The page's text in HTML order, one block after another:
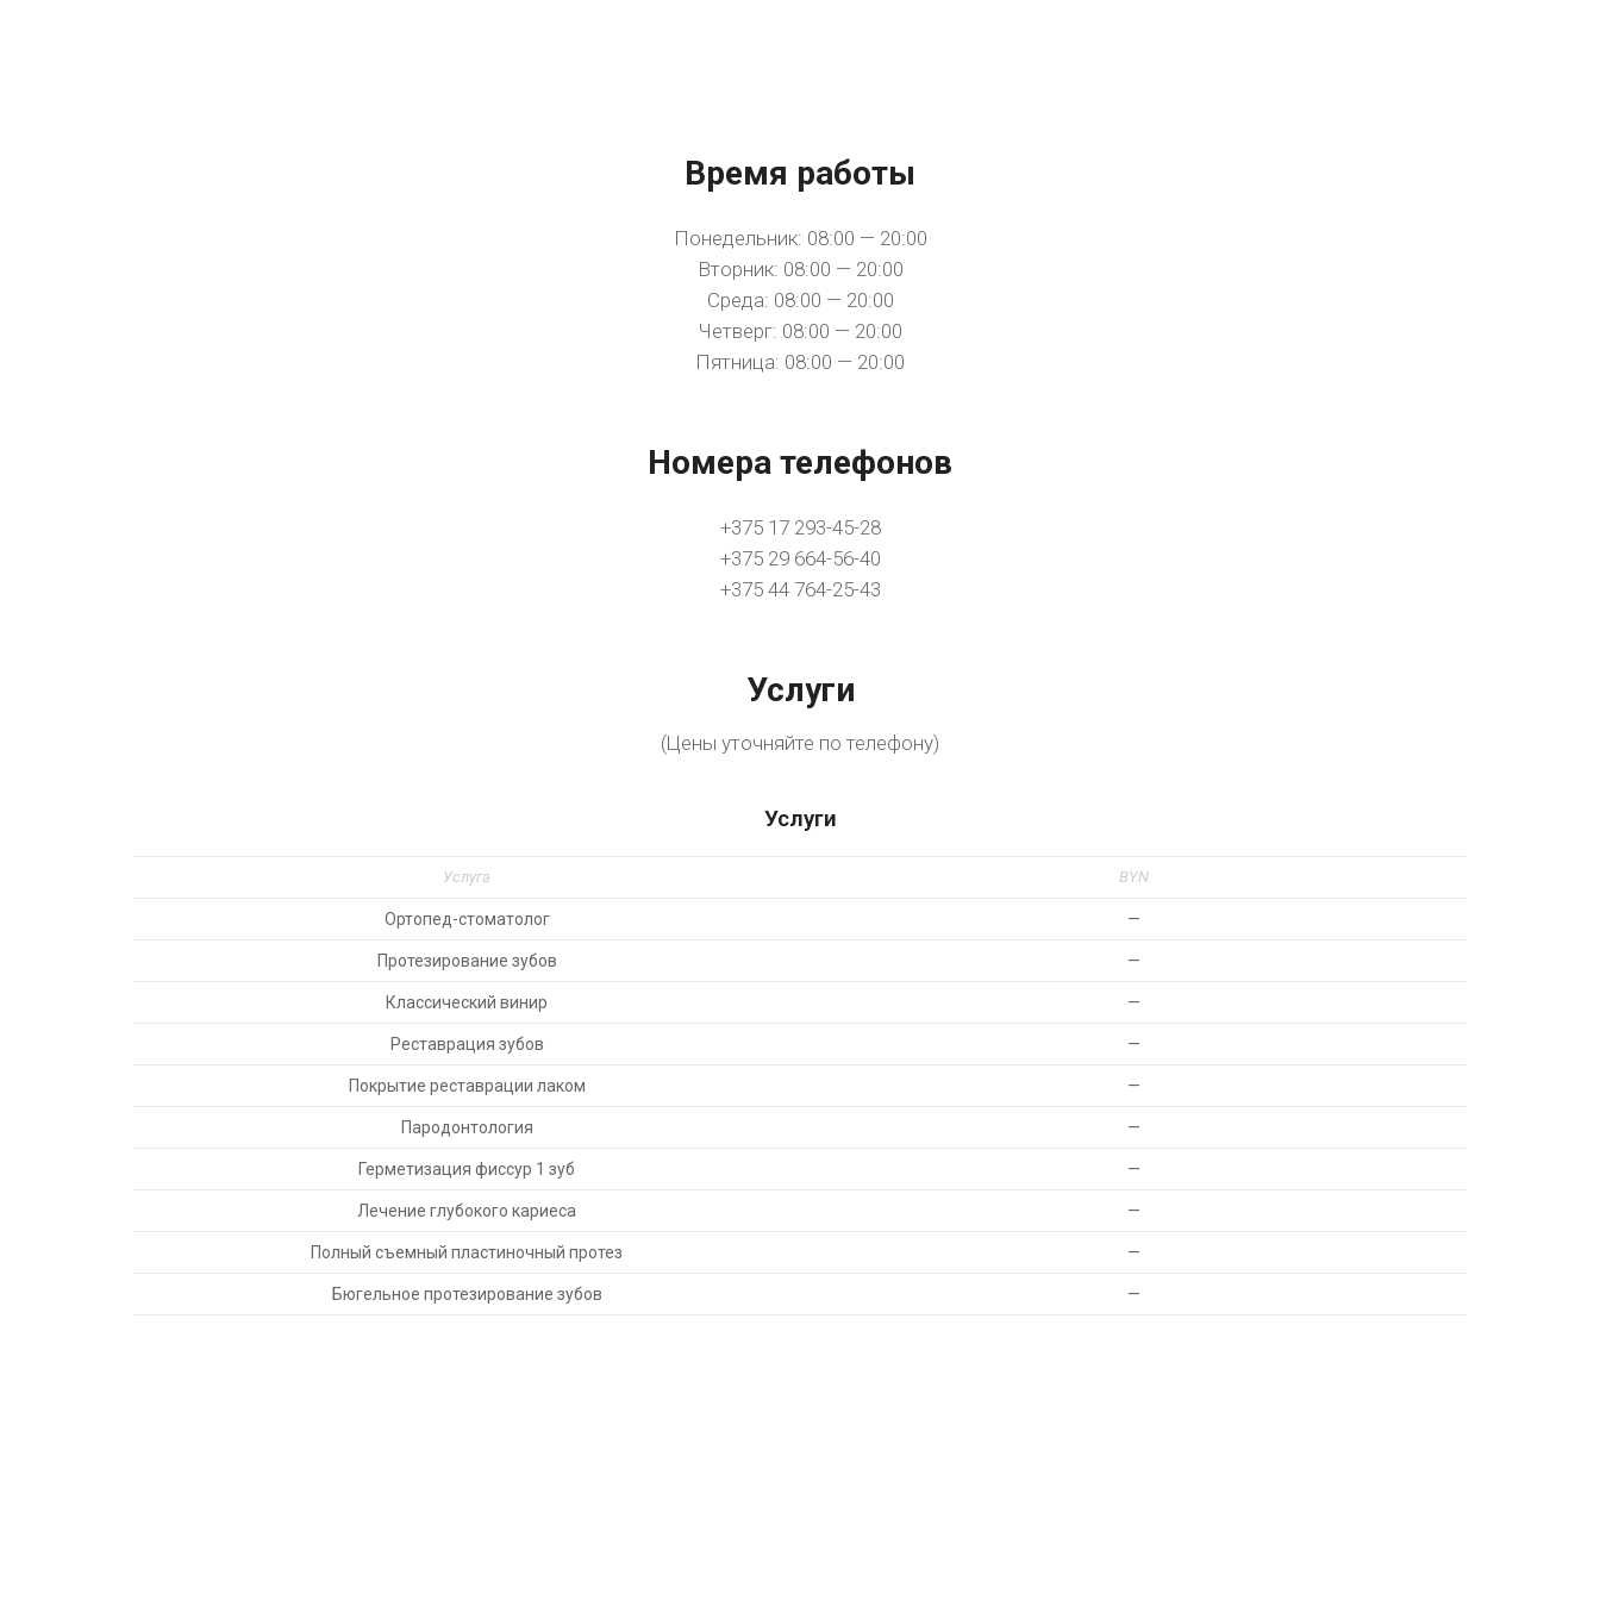
Время работы
Понедельник: 08:00 — 20:00
Вторник: 08:00 — 20:00
Среда: 08:00 — 20:00
Четверг: 08:00 — 20:00
Пятница: 08:00 — 20:00
Номера телефонов
+375 17 293-45-28
+375 29 664-56-40
+375 44 764-25-43
Услуги
(Цены уточняйте по телефону)
Услуги
Услуга BYN
Ортопед-стоматолог —
Протезирование зубов —
Классический винир —
Реставрация зубов —
Покрытие реставрации лаком —
Пародонтология —
Герметизация фиссур 1 зуб —
Лечение глубокого кариеса —
Полный съемный пластиночный протез —
Бюгельное протезирование зубов —